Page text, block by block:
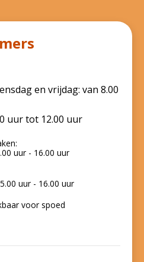
en vrijdag: van 8.00
uur tot 12.00 uur
uur - 16.00 uur
uur - 16.00 uur
voor spoed